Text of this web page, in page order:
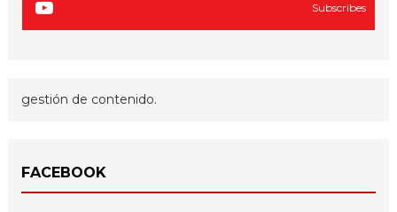
Subscribes
gestión de contenido.
FACEBOOK